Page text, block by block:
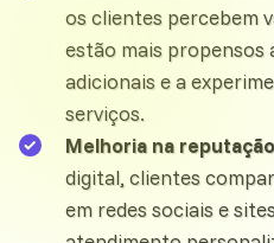
os clientes percebem
estão mais propensos
adicionais e a
serviços.
Melhoria na
digital, clientes
em redes sociais e